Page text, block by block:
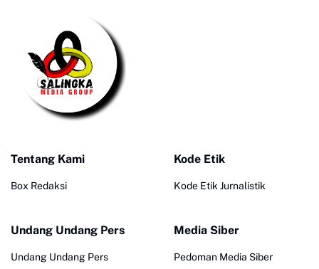
Tentang Kami
Box Redaksi
Kode Etik
Kode Etik Jurnalistik
Undang Undang Pers
Undang Undang Pers
Media Siber
Pedoman Media Siber